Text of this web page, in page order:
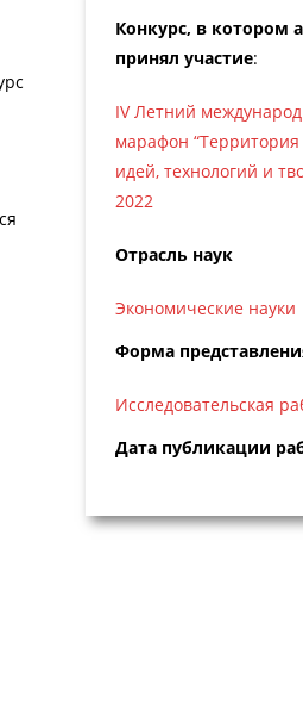
Конкурс, в котором
принял участие:
IV Летний
марафон
идей, технологий и
2022
Отрасль наук
Экономические науки
Форма
Исследовательская
Дата публикации